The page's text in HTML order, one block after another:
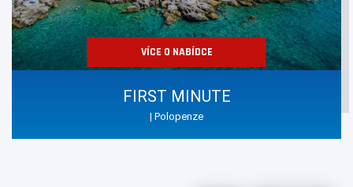
VÍCE O NABÍDCE
FIRST MINUTE
| Polopenze